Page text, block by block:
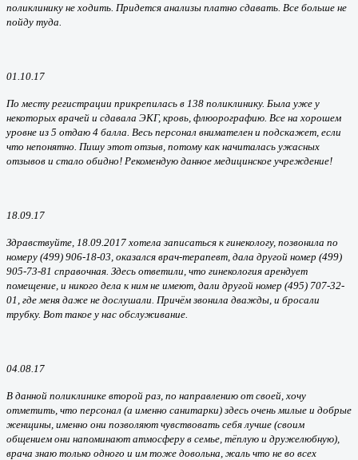
поликлинику не ходить. Придется анализы платно сдавать. Все больше не
пойду туда.
01.10.17
По месту регистрации прикрепилась в 138 поликлинику. Была уже у
некоторых врачей и сдавала ЭКГ, кровь, флюорографию. Все на хорошем
уровне из 5 отдаю 4 балла. Весь персонал внимателен и подскажет, если
что непонятно. Пишу этот отзыв, потому как начиталась ужасных
отзывов и стало обидно! Рекомендую данное медицинское учреждение!
18.09.17
Здравствуйте, 18.09.2017 хотела записаться к гинекологу, позвонила по
номеру (499) 906-18-03, оказался врач-терапевт, дала другой номер (499)
905-73-81 справочная. Здесь ответили, что гинекология арендует
помещение, и никого дела к ним не имеют, дали другой номер (495) 707-32-
01, где меня даже не дослушали. Причём звонила дважды, и бросали
трубку. Вот такое у нас обслуживание.
04.08.17
В данной поликлинике второй раз, по направлению от своей, хочу
отметить, что персонал (а именно санитарки) здесь очень милые и добрые
женщины, именно они позволяют чувствовать себя лучше (своим
общением они напоминают атмосферу в семье, тёплую и дружелюбную),
врача знаю только одного и им тоже довольна, жаль что не во всех